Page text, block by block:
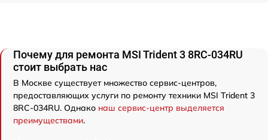
Почему для ремонта MSI Trident 3 8RC-034RU
стоит выбрать нас
В Москве существует множество сервис-центров,
предоставляющих услуги по ремонту техники MSI Trident 3
8RC-034RU. Однако наш сервис-центр выделяется
преимуществами.